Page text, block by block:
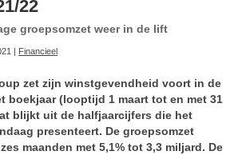
22
groepsomzet weer in de lift
| Financieel
zet zijn winstgevendheid voort in de
boekjaar (looptijd 1 maart tot en met 31
blijkt uit de halfjaarcijfers die het
presenteert. De groepsomzet
maanden met 5,1% tot 3,3 miljard. De